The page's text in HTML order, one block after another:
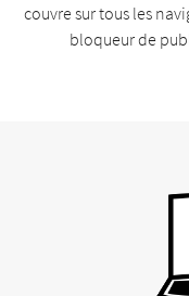
couvre sur tous les
bloqueur de